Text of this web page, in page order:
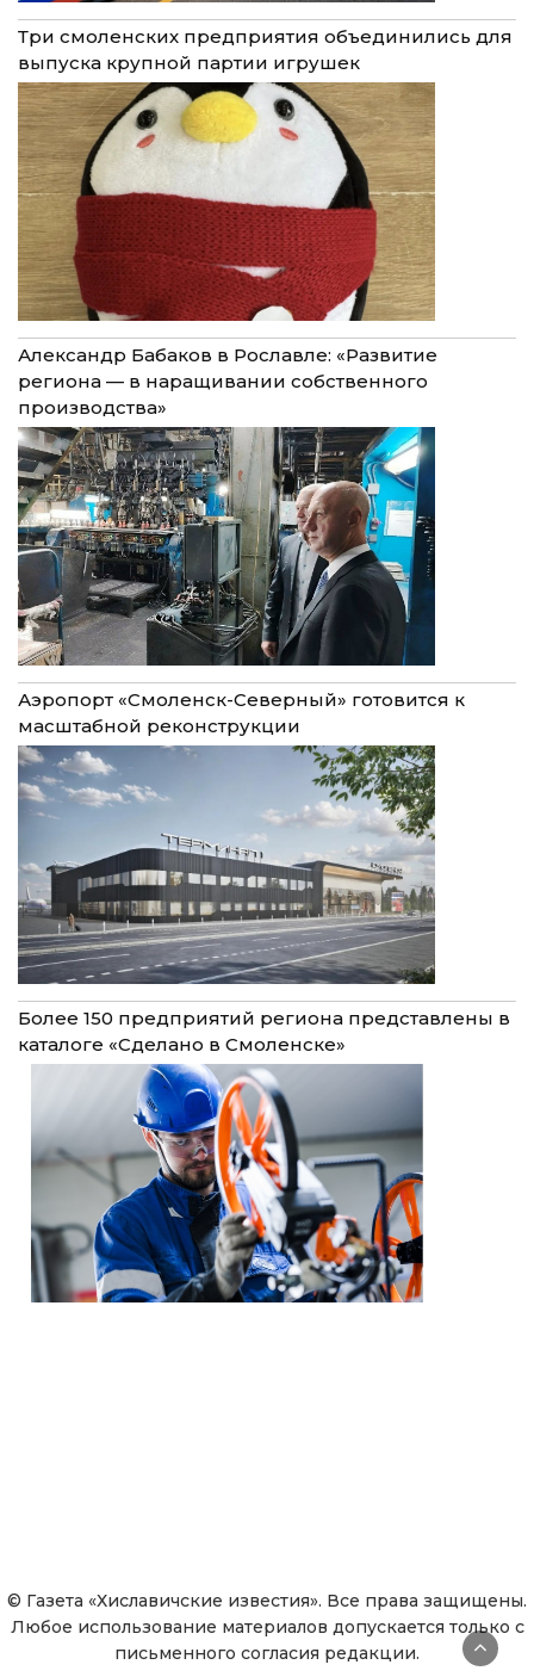
Три смоленских предприятия объединились для
выпуска крупной партии игрушек
Александр Бабаков в Рославле: «Развитие
региона — в наращивании собственного
производства»
Аэропорт «Смоленск-Северный» готовится к
масштабной реконструкции
Более 150 предприятий региона представлены в
каталоге «Сделано в Смоленске»
© Газета «Хиславичские известия». Все права защищены.
Любое использование материалов допускается только с
письменного согласия редакции.